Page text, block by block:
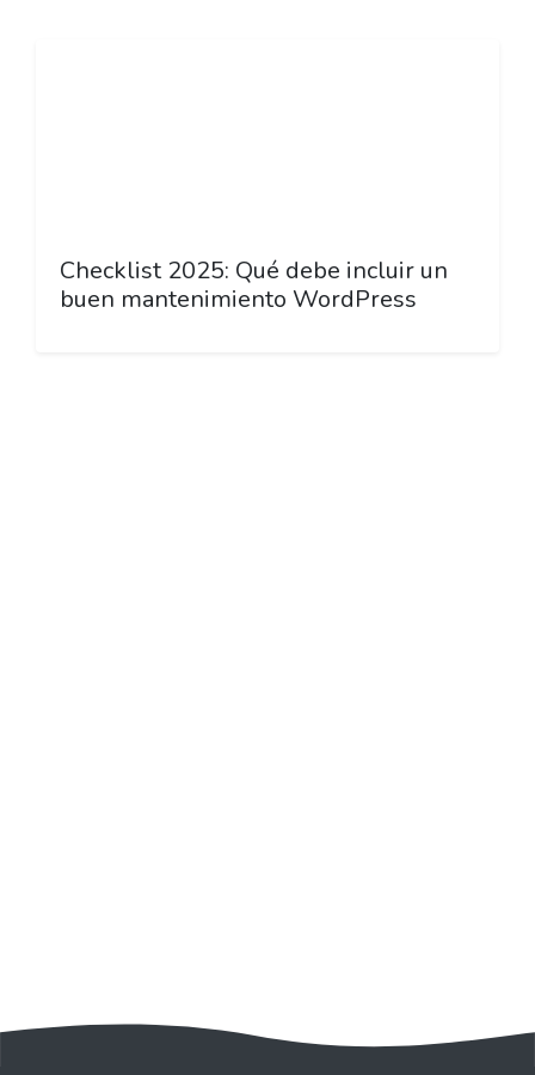
Checklist 2025: Qué debe incluir un
buen mantenimiento WordPress